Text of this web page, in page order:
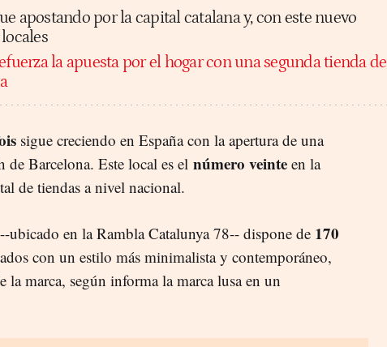
apostando por la capital catalana y, con este nuevo
la apuesta por el hogar con una segunda tienda de
sigue creciendo en España con la apertura de una
de Barcelona. Este local es el número veinte en la
de tiendas a nivel nacional.
ubicado en la Rambla Catalunya 78-- dispone de 170
con un estilo más minimalista y contemporáneo,
la marca, según informa la marca lusa en un